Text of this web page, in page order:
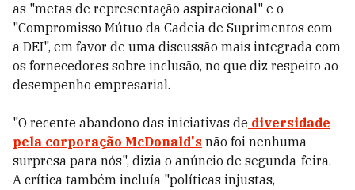
as "metas de representação aspiracional" e o
"Compromisso Mútuo da Cadeia de Suprimentos com
a DEI", em favor de uma discussão mais integrada com
os fornecedores sobre inclusão, no que diz respeito ao
desempenho empresarial.
"O recente abandono das iniciativas de diversidade
pela corporação McDonald's não foi nenhuma
surpresa para nós", dizia o anúncio de segunda-feira.
A crítica também incluía "políticas injustas,